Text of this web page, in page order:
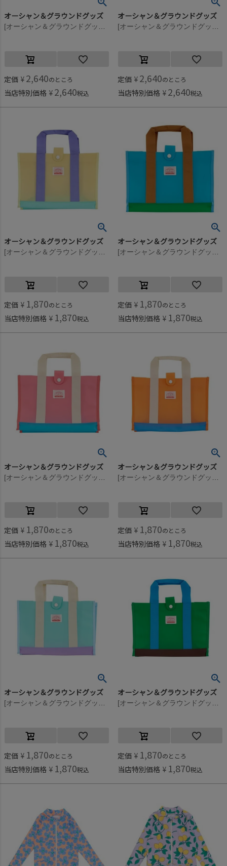
オーシャン＆グラウンドグッズ
定価 ¥ 2,640のところ
当店特別価格 ¥ 2,640税込
オーシャン＆グラウンドグッズ
定価 ¥ 2,640のところ
当店特別価格 ¥ 2,640税込
オーシャン＆グラウンドグッズ
定価 ¥ 1,870のところ
当店特別価格 ¥ 1,870税込
オーシャン＆グラウンドグッズ
定価 ¥ 1,870のところ
当店特別価格 ¥ 1,870税込
オーシャン＆グラウンドグッズ
定価 ¥ 1,870のところ
当店特別価格 ¥ 1,870税込
オーシャン＆グラウンドグッズ
定価 ¥ 1,870のところ
当店特別価格 ¥ 1,870税込
オーシャン＆グラウンドグッズ
定価 ¥ 1,870のところ
当店特別価格 ¥ 1,870税込
オーシャン＆グラウンドグッズ
定価 ¥ 1,870のところ
当店特別価格 ¥ 1,870税込